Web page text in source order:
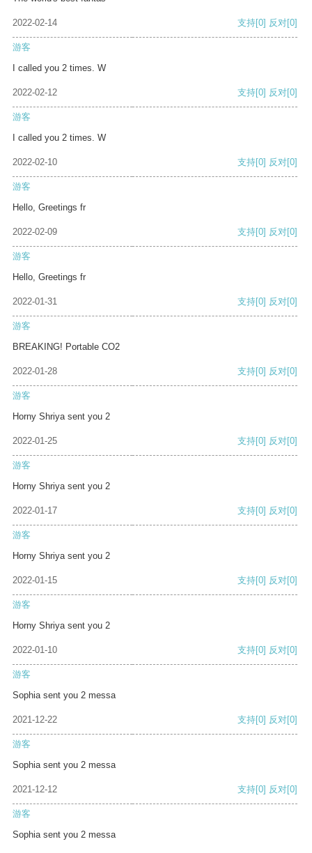
2022-02-14 支持[0] 反对[0]
游客
I called you 2 times. W
2022-02-12 支持[0] 反对[0]
游客
I called you 2 times. W
2022-02-10 支持[0] 反对[0]
游客
Hello, Greetings fr
2022-02-09 支持[0] 反对[0]
游客
Hello, Greetings fr
2022-01-31 支持[0] 反对[0]
游客
BREAKING! Portable CO2
2022-01-28 支持[0] 反对[0]
游客
Horny Shriya sent you 2
2022-01-25 支持[0] 反对[0]
游客
Horny Shriya sent you 2
2022-01-17 支持[0] 反对[0]
游客
Horny Shriya sent you 2
2022-01-15 支持[0] 反对[0]
游客
Horny Shriya sent you 2
2022-01-10 支持[0] 反对[0]
游客
Sophia sent you 2 messa
2021-12-22 支持[0] 反对[0]
游客
Sophia sent you 2 messa
2021-12-12 支持[0] 反对[0]
游客
Sophia sent you 2 messa